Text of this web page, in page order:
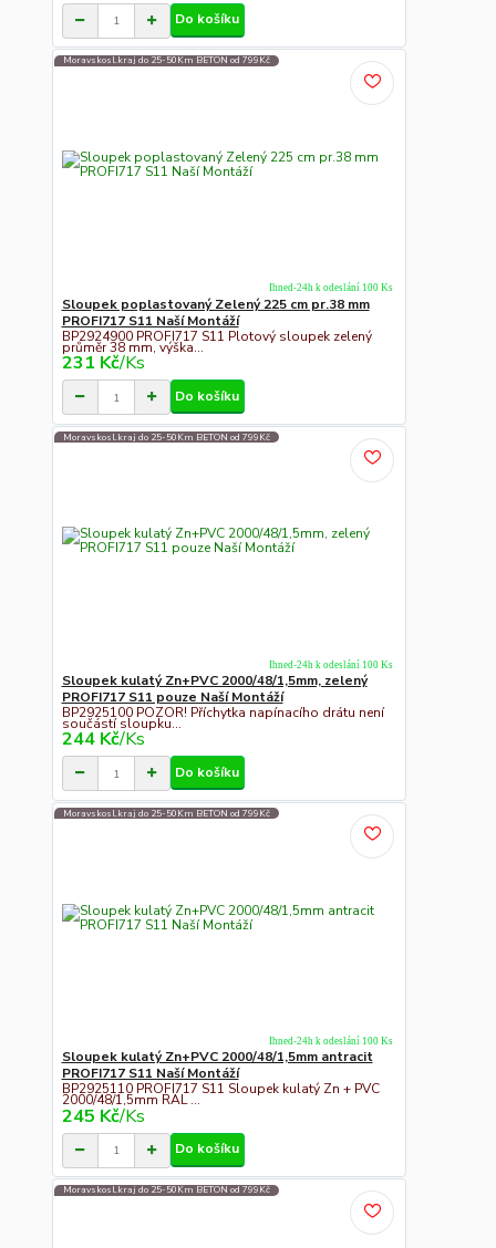
Do košíku
Moravskosl.kraj do 25-50Km BETON od 799Kč
Sloupek poplastovaný Zelený 225 cm pr.38 mm
PROFI717 S11 Naší Montáží
BP2924900 PROFI717 S11 Plotový sloupek zelený
průměr 38 mm, výška...
231 Kč/Ks
Ihned-24h k odeslání 100 Ks
Do košíku
Moravskosl.kraj do 25-50Km BETON od 799Kč
Sloupek kulatý Zn+PVC 2000/48/1,5mm, zelený
PROFI717 S11 pouze Naší Montáží
BP2925100 POZOR! Příchytka napínacího drátu není
součástí sloupku...
244 Kč/Ks
Ihned-24h k odeslání 100 Ks
Do košíku
Moravskosl.kraj do 25-50Km BETON od 799Kč
Sloupek kulatý Zn+PVC 2000/48/1,5mm antracit
PROFI717 S11 Naší Montáží
BP2925110 PROFI717 S11 Sloupek kulatý Zn + PVC
2000/48/1,5mm RAL ...
245 Kč/Ks
Ihned-24h k odeslání 100 Ks
Do košíku
Moravskosl.kraj do 25-50Km BETON od 799Kč